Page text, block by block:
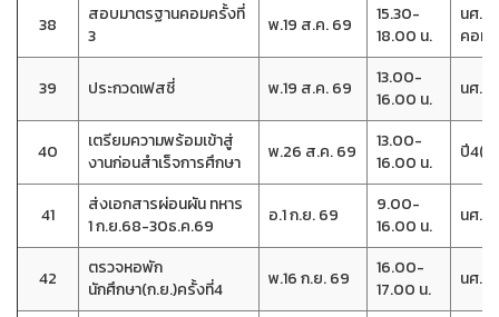
38
สอบมาตรฐานคอมครั้งที่
3
พ.19 ส.ค. 69
15.30-
18.00 น.
นศ.ที่
คอม
39 ประกวดเฟสชี่ พ.19 ส.ค. 69
13.00-
16.00 น.
นศ.(
40
เตรียมความพร้อมเข้าสู่
งานก่อนสำเร็จการศึกษา
พ.26 ส.ค. 69
13.00-
16.00 น.
ปี4(ป
41
ส่งเอกสารผ่อนผัน ทหาร
1 ก.ย.68-30ธ.ค.69
อ.1 ก.ย. 69
9.00-
16.00 น.
นศ.ที่
42
ตรวจหอพัก
นักศึกษา(ก.ย.)ครั้งที่4
พ.16 ก.ย. 69
16.00-
17.00 น.
นศ.ห